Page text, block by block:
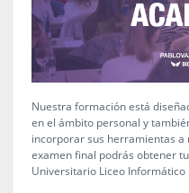
Nuestra formación está
en el ámbito personal y
incorporar sus herramientas
examen final podrás obtener
Universitario Liceo Informático